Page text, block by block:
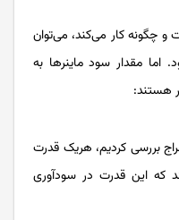
و چگونه کار می‌کند، می‌توان
اما مقدار سود ماینرها به
هستند:
بررسی کردیم، هریک قدرت
که این قدرت در سودآوری